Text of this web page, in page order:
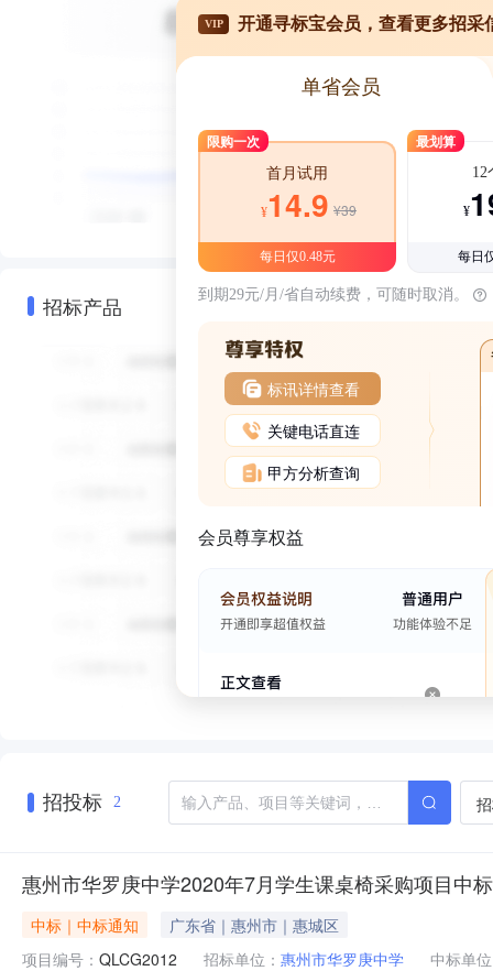
招标产品
VIP 开通寻标宝会员，查看更多招采
单省会员
限购一次
首月试用
¥14.9 ¥39
每日仅0.48元
最划算
12
¥
每日
到期29元/月/省自动续费，可随时取消。
标讯详情查看
关键电话直连
甲方分析查询
会员尊享权益
招投标 2
惠州市华罗庚中学2020年7月学生课桌椅采购项目中
中标｜中标通知
广东省｜惠州市｜惠城区
项目编号： QLCG2012 招标单位： 惠州市华罗庚中学
中标单